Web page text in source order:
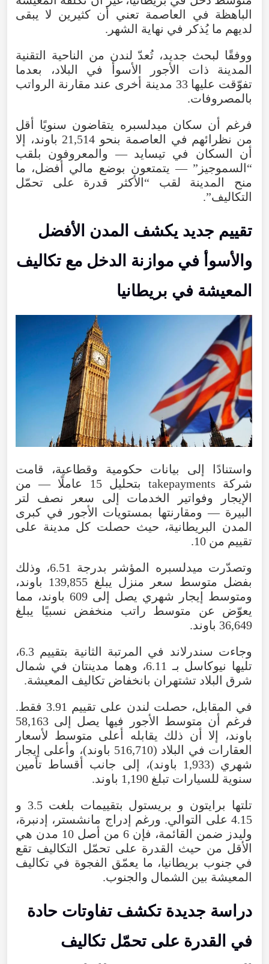
الباهظة في العاصمة تعني أن كثيرين لا يبقى
لديهم ما يُذكر في نهاية الشهر.
ووفقًا لبحث جديد، تُعدّ لندن من الناحية التقنية
المدينة ذات الأجور الأسوأ في البلاد، بعدما
تفوّقت عليها 33 مدينة أخرى عند مقارنة الرواتب
بالمصروفات.
فرغم أن سكان ميدلسبره يتقاضون سنويًا أقل
من نظرائهم في العاصمة بنحو 21,514 باوند، إلا
أن السكان في تيسايد — والمعروفون بلقب
“السموجيز” — يتمتعون بوضع مالي أفضل، ما
منح المدينة لقب “الأكثر قدرة على تحمّل
التكاليف”.
تقييم جديد يكشف المدن الأفضل
والأسوأ في موازنة الدخل مع تكاليف
المعيشة في بريطانيا
واستنادًا إلى بيانات حكومية وقطاعية، قامت
شركة takepayments بتحليل 15 عاملًا — من
الإيجار وفواتير الخدمات إلى سعر نصف لتر
البيرة — ومقارنتها بمستويات الأجور في كبرى
المدن البريطانية، حيث حصلت كل مدينة على
تقييم من 10.
وتصدّرت ميدلسبره المؤشر بدرجة 6.51، وذلك
بفضل متوسط سعر منزل يبلغ 139,855 باوند،
ومتوسط إيجار شهري يصل إلى 609 باوند، مما
يعوّض عن متوسط راتب منخفض نسبيًا يبلغ
36,649 باوند.
وجاءت سندرلاند في المرتبة الثانية بتقييم 6.3،
تليها نيوكاسل بـ 6.11، وهما مدينتان في شمال
شرق البلاد تشتهران بانخفاض تكاليف المعيشة.
في المقابل، حصلت لندن على تقييم 3.91 فقط.
فرغم أن متوسط الأجور فيها يصل إلى 58,163
باوند، إلا أن ذلك يقابله أعلى متوسط لأسعار
العقارات في البلاد (516,710 باوند)، وأعلى إيجار
شهري (1,933 باوند)، إلى جانب أقساط تأمين
سنوية للسيارات تبلغ 1,190 باوند.
تلتها برايتون و بريستول بتقييمات بلغت 3.5 و
4.15 على التوالي. ورغم إدراج مانشستر، إدنبرة،
وليدز ضمن القائمة، فإن 6 من أصل 10 مدن هي
الأقل من حيث القدرة على تحمّل التكاليف تقع
في جنوب بريطانيا، ما يعمّق الفجوة في تكاليف
المعيشة بين الشمال والجنوب.
دراسة جديدة تكشف تفاوتات حادة
في القدرة على تحمّل تكاليف